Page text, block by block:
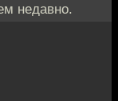
недавно.